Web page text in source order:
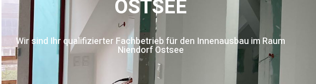
OSTSEE
Wir sind Ihr qualifizierter Fachbetrieb für den Innenausbau im Raum
Niendorf Ostsee